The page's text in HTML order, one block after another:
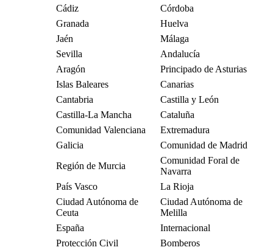
Cádiz
Córdoba
Granada
Huelva
Jaén
Málaga
Sevilla
Andalucía
Aragón
Principado de Asturias
Islas Baleares
Canarias
Cantabria
Castilla y León
Castilla-La Mancha
Cataluña
Comunidad Valenciana
Extremadura
Galicia
Comunidad de Madrid
Región de Murcia
Comunidad Foral de
Navarra
País Vasco
La Rioja
Ciudad Autónoma de
Ceuta
Ciudad Autónoma de
Melilla
España
Internacional
Protección Civil
Bomberos